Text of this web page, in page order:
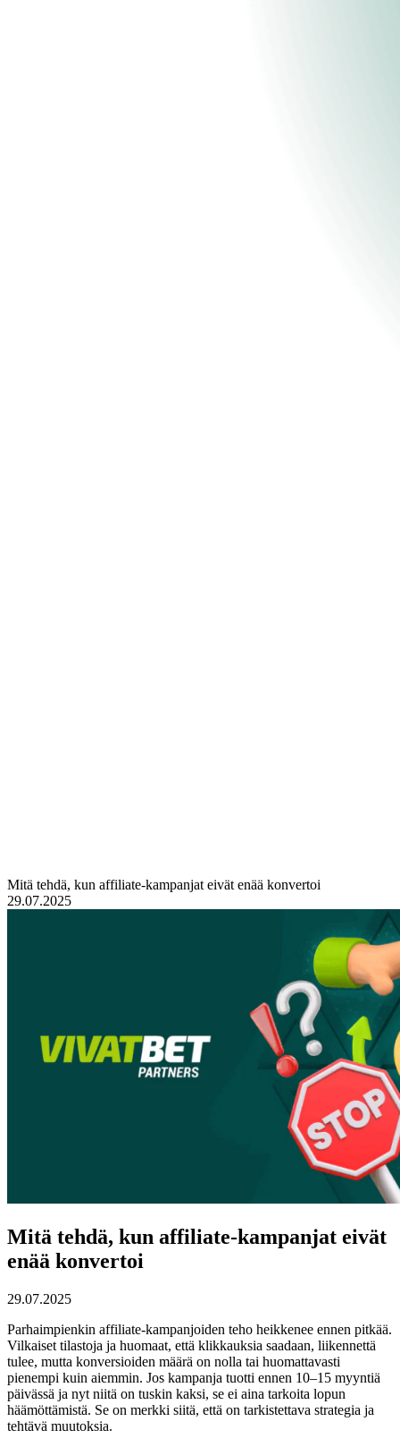
Mitä tehdä, kun affiliate-kampanjat eivät enää konvertoi
29.07.2025
Mitä tehdä, kun affiliate-kampanjat eivät
enää konvertoi
29.07.2025
Parhaimpienkin affiliate-kampanjoiden teho heikkenee ennen pitkää.
Vilkaiset tilastoja ja huomaat, että klikkauksia saadaan, liikennettä
tulee, mutta konversioiden määrä on nolla tai huomattavasti
pienempi kuin aiemmin. Jos kampanja tuotti ennen 10–15 myyntiä
päivässä ja nyt niitä on tuskin kaksi, se ei aina tarkoita lopun
häämöttämistä. Se on merkki siitä, että on tarkistettava strategia ja
tehtävä muutoksia.